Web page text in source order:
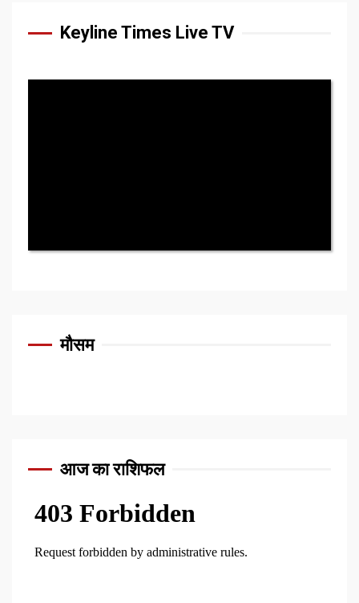
Keyline Times Live TV
मौसम
आज का राशिफल